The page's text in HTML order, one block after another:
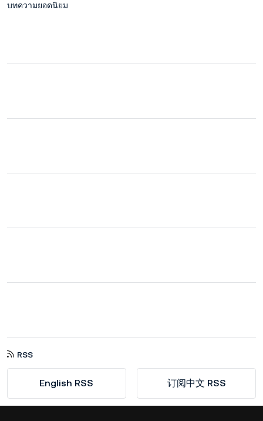
บทความยอดนิยม
RSS
English RSS 订阅中文 RSS